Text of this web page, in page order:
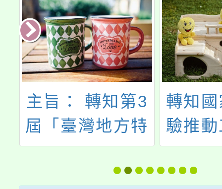
主旨： 轉知第3
屆「臺灣地方特
色歌謠創作比
賽」北區推廣音
轉知
驗推
會辦
能力